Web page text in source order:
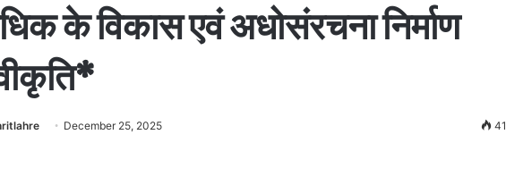
के विकास एवं अधोसंरचना निर्माण
December 25, 2025 41